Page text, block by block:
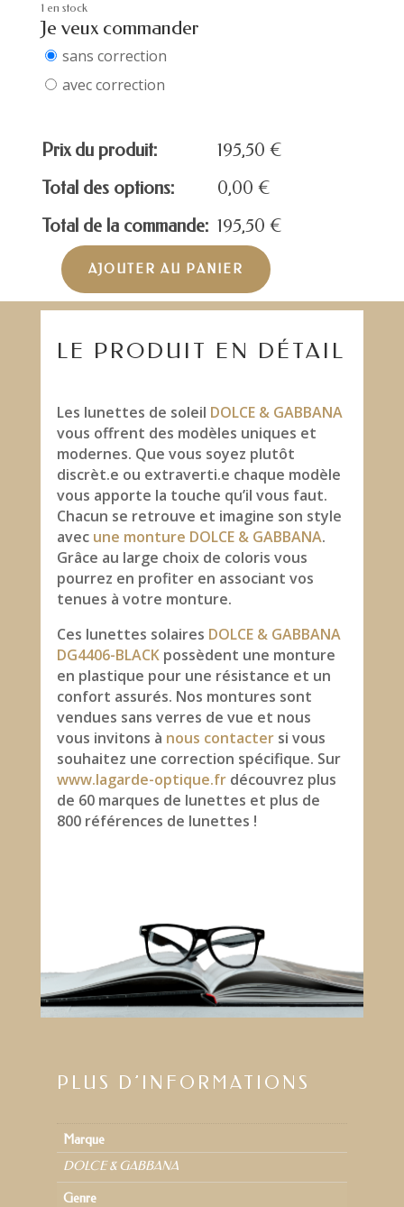
1 en stock
Je veux commander
sans correction
avec correction
Prix du produit: 195,50 €
Total des options:
0,00 €
Total de la commande: 195,50 €
quantité
de
GABBANA
BLACK
AJOUTER AU PANIER
LE PRODUIT EN DÉTAIL
Les lunettes de soleil DOLCE & GABBANA
vous offrent des modèles uniques et
modernes. Que vous soyez plutôt
discrèt.e ou extraverti.e chaque modèle
vous apporte la touche qu’il vous faut.
Chacun se retrouve et imagine son style
avec une monture DOLCE & GABBANA.
Grâce au large choix de coloris vous
pourrez en profiter en associant vos
tenues à votre monture.
Ces lunettes solaires DOLCE & GABBANA
DG4406-BLACK possèdent une monture
en plastique pour une résistance et un
confort assurés. Nos montures sont
vendues sans verres de vue et nous
vous invitons à nous contactersi vous
souhaitez une correction spécifique. Sur
www.lagarde-optique.frdécouvrez plus
de 60 marques de lunettes et plus de
800 références de lunettes !
PLUS D’INFORMATIONS
Marque
DOLCE & GABBANA
Genre